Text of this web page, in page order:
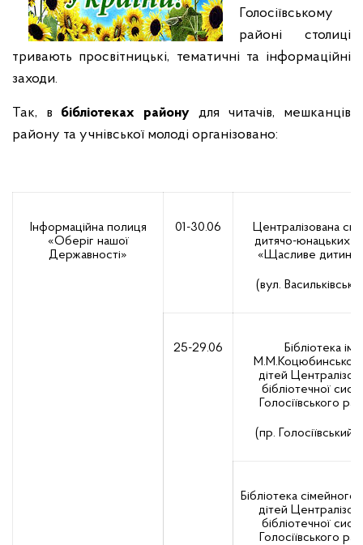
Голосіївському
районі столиці
тривають просвітницькі, тематичні та інформаційні
заходи.
Так, в бібліотеках району для читачів, мешканців
району та учнівської молоді організовано:
Інформаційна полиця
«Оберіг нашої
Державності»
01-30.06
Централізована
дитячо-юнацьких
«Щасливе
(вул.
25-29.06
Бібліотека ім.
дітей
бібліотечної
Голосіївського
(пр. Голосіївський,
Бібліотека сімейного
дітей
бібліотечної
Голосіївського